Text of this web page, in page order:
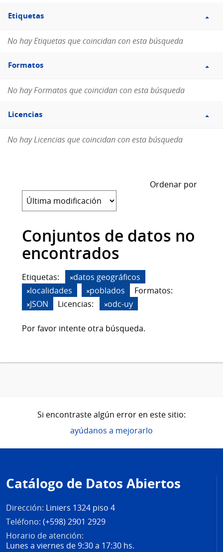
Filtro
Etiquetas
Etiquetas
No hay Etiquetas que coincidan con esta búsqueda
Filtro
Formatos
Formatos
No hay Formatos que coincidan con esta búsqueda
Filtro
Licencias
Licencias
No hay Licencias que coincidan con esta búsqueda
Ordenar por
Conjuntos de datos no
encontrados
Etiquetas:
datos geográficos
localidades
poblados
Formatos:
JSON
Licencias: odc-uy
Por favor intente otra búsqueda.
Si encontraste algún error en este sitio:
ayúdanos a mejorarlo
de
página
Catálogo de Datos Abiertos
Dirección: Liniers 1324 piso 4
Teléfono: (+598) 2901 2929
Horario de atención:
Lunes a viernes de 9:30 a 17:30 hs.